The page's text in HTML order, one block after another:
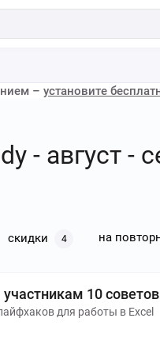
– установите
- август -
скидки 4 на
10
для работы в Excel